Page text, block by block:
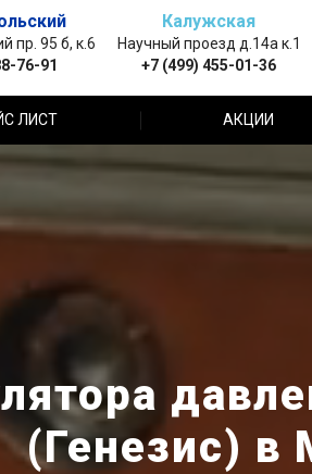
пр. 95 б, к.6
76-91
Калужская
Научный проезд д.14а к.1
+7 (499) 455-01-36
ЛИСТ АКЦИИ
(Генезис) в